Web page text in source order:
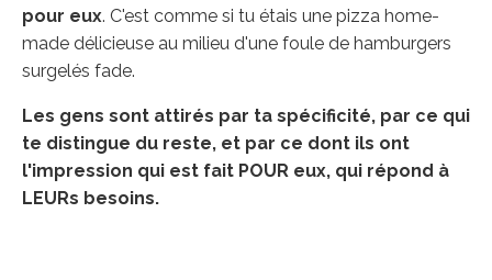
pour eux. C'est comme si tu étais une pizza home-
made délicieuse au milieu d'une foule de hamburgers
surgelés fade.
Les gens sont attirés par ta spécificité, par ce qui
te distingue du reste, et par ce dont ils ont
l'impression qui est fait POUR eux, qui répond à
LEURs besoins.